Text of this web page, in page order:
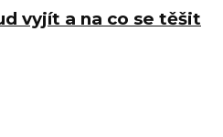
vyjít a na co se těšit